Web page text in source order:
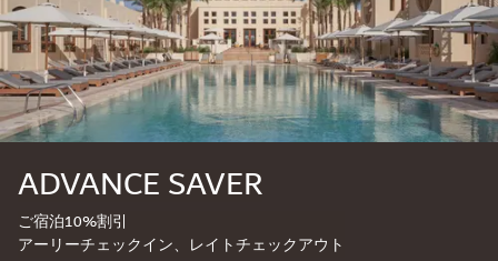
ADVANCE SAVER
ご宿泊10%割引
アーリーチェックイン、レイトチェックアウト